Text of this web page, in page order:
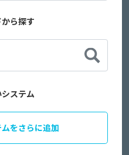
ら探す
ステム
をさらに追加